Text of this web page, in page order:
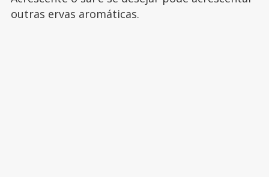
outras ervas aromáticas.